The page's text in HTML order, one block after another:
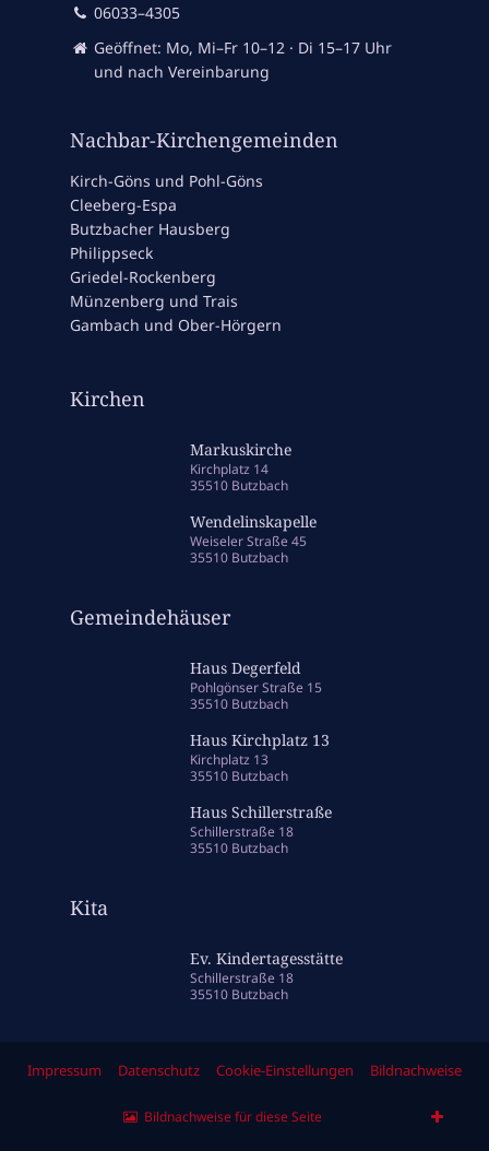
06033–4305
Geöffnet: Mo, Mi–Fr 10–12 · Di 15–17 Uhr
und nach Vereinbarung
Nachbar-Kirchengemeinden
Kirch-Göns und Pohl-Göns
Cleeberg-Espa
Butzbacher Hausberg
Philippseck
Griedel-Rockenberg
Münzenberg und Trais
Gambach und Ober-Hörgern
Kirchen
Markuskirche
Kirchplatz 14
35510 Butzbach
Wendelinskapelle
Weiseler Straße 45
35510 Butzbach
Gemeindehäuser
Haus Degerfeld
Pohlgönser Straße 15
35510 Butzbach
Haus Kirchplatz 13
Kirchplatz 13
35510 Butzbach
Haus Schillerstraße
Schillerstraße 18
35510 Butzbach
Kita
Ev. Kindertagesstätte
Schillerstraße 18
35510 Butzbach
Impressum Datenschutz Cookie-Einstellungen Bildnachweise
Bildnachweise für diese Seite